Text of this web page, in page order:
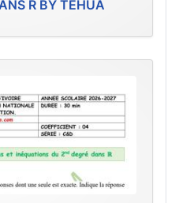
R BY TEHUA